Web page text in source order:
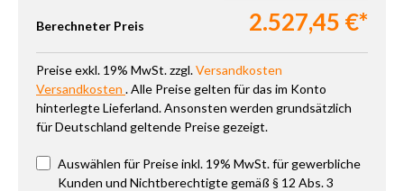
Berechneter Preis 2.527,45 €*
Preise exkl. 19% MwSt. zzgl.Versandkosten
Versandkosten . Alle Preise gelten für das im Konto
hinterlegte Lieferland. Ansonsten werden grundsätzlich
für Deutschland geltende Preise gezeigt.
Auswählen für Preise inkl. 19% MwSt. für gewerbliche
Kunden und Nichtberechtigte gemäß § 12 Abs. 3